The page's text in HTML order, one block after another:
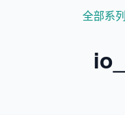
全部系列